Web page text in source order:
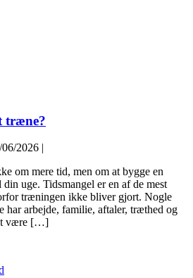
træne?
06/2026 |
om mere tid, men om at bygge en
uge. Tidsmangel er en af de mest
træningen ikke bliver gjort. Nogle
har arbejde, familie, aftaler, træthed og
være […]